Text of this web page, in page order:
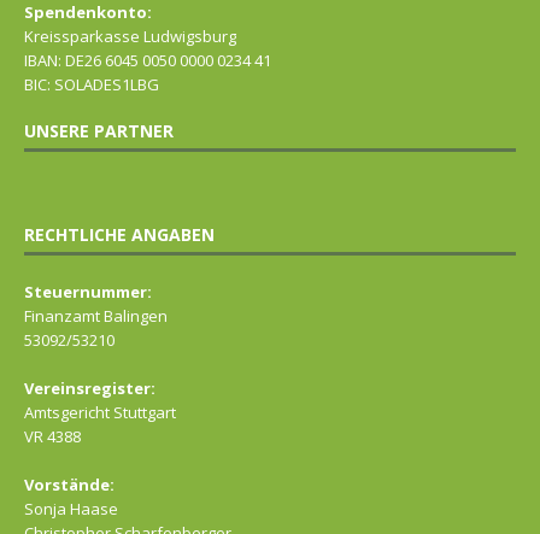
Spendenkonto:
Kreissparkasse Ludwigsburg
IBAN: DE26 6045 0050 0000 0234 41
BIC: SOLADES1LBG
UNSERE PARTNER
RECHTLICHE ANGABEN
Steuernummer:
Finanzamt Balingen
53092/53210
Vereinsregister:
Amtsgericht Stuttgart
VR 4388
Vorstände:
Sonja Haase